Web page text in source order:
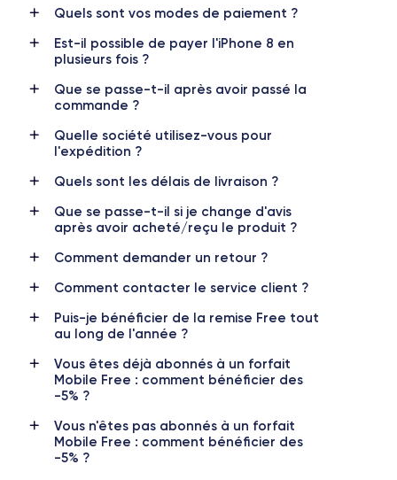
Apple A11 Bionic
Nom GPU
Apple GPU (3-Core)
Fréq. processeur
Caméra
Résolution vidéo
4K - 3840x2160px Oui, minimum 18W
Batterie
1821 mAh
Dual SIM
Non
LTE/4G Oui, tous opérateurs
Si vous souhaitez découvrir toutes les caractéristiques, consulter
fiche technique de l'iPhone 8.
Quels sont vos modes de paiement ?
Est-il possible de payer l'iPhone 8 en
plusieurs fois ?
Que se passe-t-il après avoir passé la
commande ?
Quelle société utilisez-vous pour
l'expédition ?
Quels sont les délais de livraison ?
Que se passe-t-il si je change d'avis
après avoir acheté/reçu le produit ?
Comment demander un retour ?
Comment contacter le service client ?
Puis-je bénéficier de la remise Free tout
au long de l'année ?
Vous êtes déjà abonnés à un forfait
Mobile Free : comment bénéficier des
-5% ?
Vous n'êtes pas abonnés à un forfait
Mobile Free : comment bénéficier des
-5% ?